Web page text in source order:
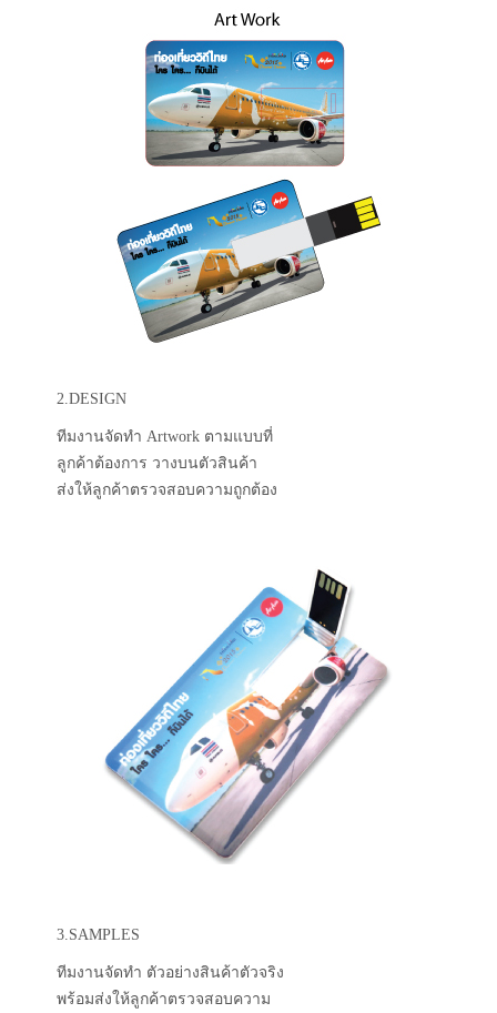
2.DESIGN
ทีมงานจัดทำ Artwork ตามแบบที่
ลูกค้าต้องการ วางบนตัวสินค้า
ส่งให้ลูกค้าตรวจสอบความถูกต้อง
3.SAMPLES
ทีมงานจัดทำ ตัวอย่างสินค้าตัวจริง
พร้อมส่งให้ลูกค้าตรวจสอบความ